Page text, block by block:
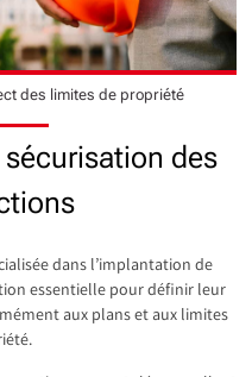
des limites de propriété
sécurisation des
dans l’implantation de
essentielle pour définir leur
aux plans et aux limites